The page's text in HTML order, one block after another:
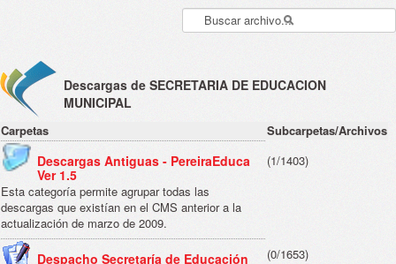
Descargas de SECRETARIA DE EDUCACION
MUNICIPAL
Carpetas Subcarpetas/Archivos
Descargas Antiguas - PereiraEduca
Ver 1.5
(1/1403)
Esta categoría permite agrupar todas las
descargas que existían en el CMS anterior a la
actualización de marzo de 2009.
Despacho Secretaría de Educación
(0/1653)